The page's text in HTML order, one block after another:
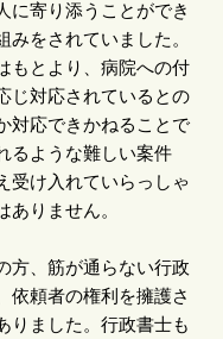
に寄り添うことができ
をされていました。
もとより、病院への付
じ対応されているとの
対応できかねることで
るような難しい案件
受け入れていらっしゃ
ありません。
方、筋が通らない行政
依頼者の権利を擁護さ
りました。行政書士も